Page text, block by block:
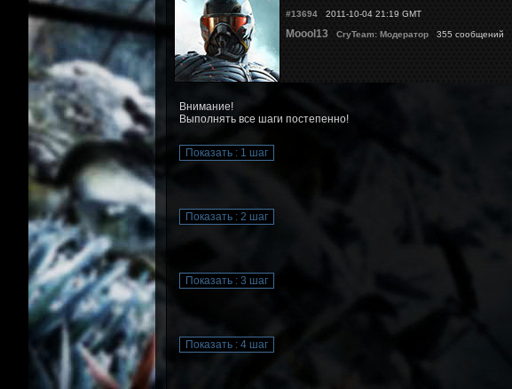
#136942011-10-04 21:19 GMT
Moool13 CryTeam: Модератор355 сообщений
Внимание!
Выполнять все шаги постепенно!